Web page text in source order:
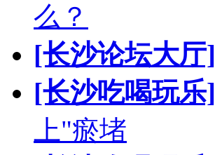
么？
[长沙论坛大厅]
[长沙吃喝玩乐]
上"瘀堵